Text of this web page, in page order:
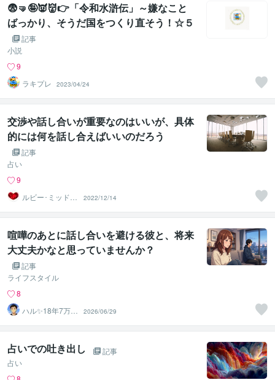
😨🤜🤪👿👹👉「令和水滸伝」～嫌なこと
ばっかり、そうだ国をつくり直そう！☆５
７【”いじめ”について１】「”いじめ”の見
つけ方と対応を話し合い」
記事
小説
9
ラキプレ
2023/04/24
交渉や話し合いが重要なのはいいが、具体
的には何を話し合えばいいのだろう
記事
占い
9
ルビー･ミッドナ
イト
2022/12/14
喧嘩のあとに話し合いを避ける彼と、将来
大丈夫かなと思っていませんか？
記事
ライフスタイル
8
ハル✨18年7万人
以上の実績×書籍
著者
2026/06/29
占いでの吐き出し
記事
占い